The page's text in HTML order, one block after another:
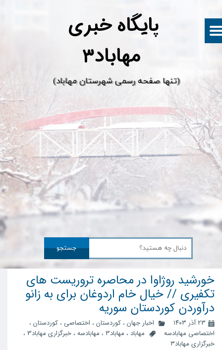
پایگاه خبری
​(تنها صفحه رسمی شهرستان مهاباد)
جستجو
خورشید روژاوا در محاصره تروریست های
تکفیری // خیال خام اردوغان برای به زانو
درآوردن کوردستان سوریه
۲۳ آذر ۱۴۰۳ اخبار جهان ، کوردستان ، اختصاصی ، کوردستان ،
اختصاصی مهابادسه
مهاباد ، مهاباد3 ، مهابادسه ، خبرگزاری مهاباد3
،
خبرگزاری مهاباد۳